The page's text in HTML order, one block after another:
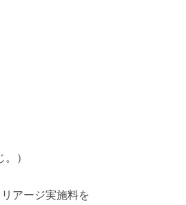
）
アージ実施料を